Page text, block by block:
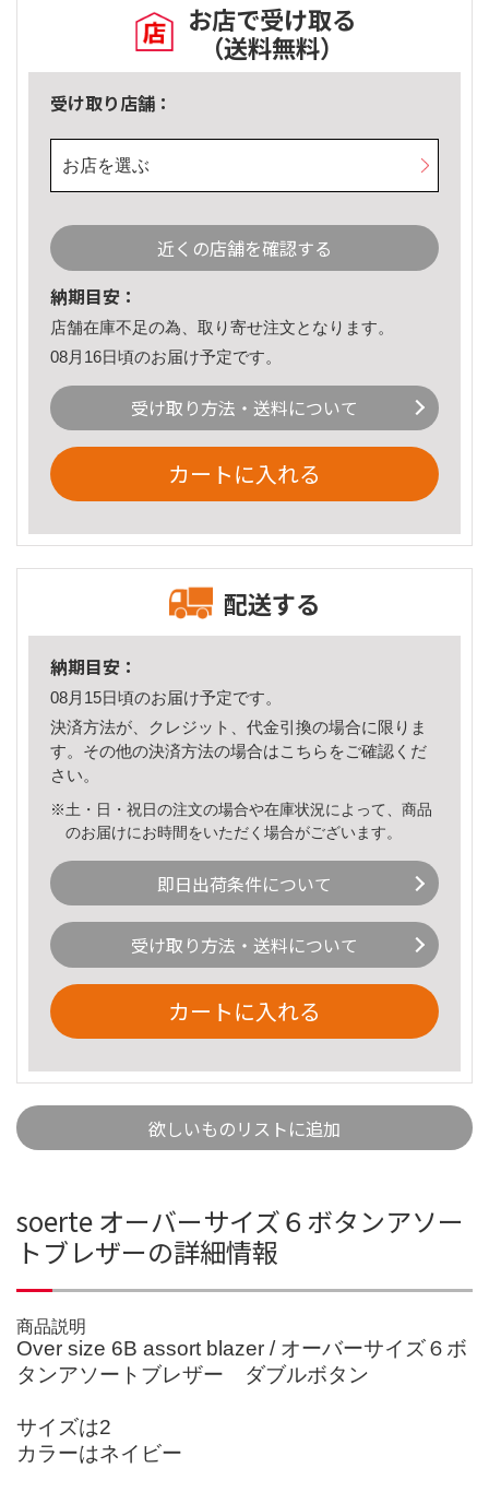
お店で受け取る
（送料無料）
受け取り店舗：
お店を選ぶ
近くの店舗を確認する
納期目安：
店舗在庫不足の為、取り寄せ注文となります。
08月16日頃のお届け予定です。
受け取り方法・送料について
カートに入れる
配送する
納期目安：
08月15日頃のお届け予定です。
決済方法が、クレジット、代金引換の場合に限りま
す。その他の決済方法の場合はこちら をご確認くだ
さい。
※土・日・祝日の注文の場合や在庫状況によって、商品
のお届けにお時間をいただく場合がございます。
即日出荷条件について
受け取り方法・送料について
カートに入れる
欲しいものリストに追加
soerte オーバーサイズ６ボタンアソー
トブレザーの詳細情報
商品説明
Over size 6B assort blazer / オーバーサイズ６ボ
タンアソートブレザー ダブルボタン
サイズは2
カラーはネイビー